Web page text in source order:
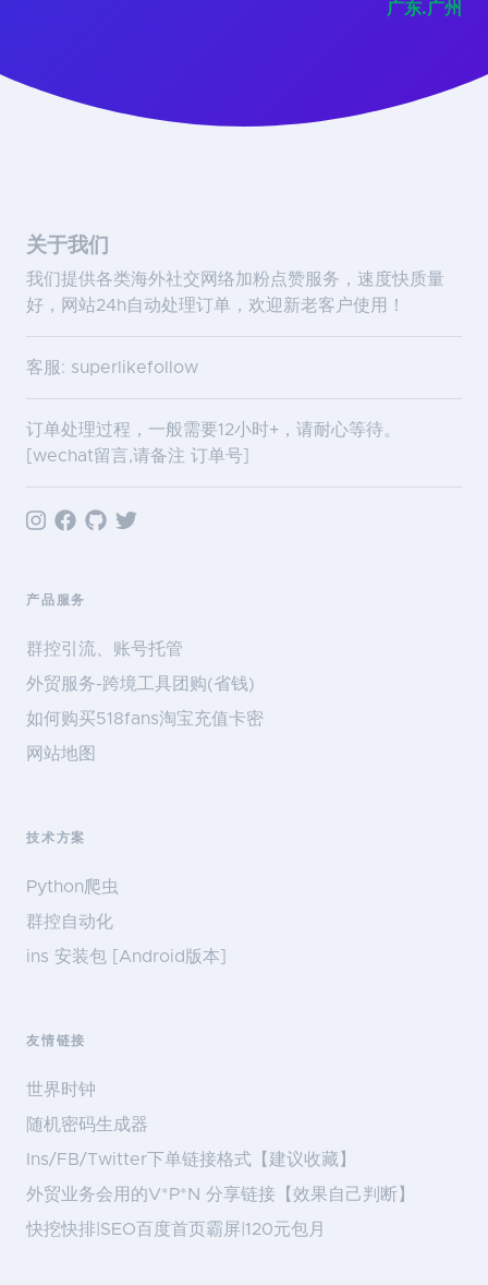
广东.广州
关于我们
我们提供各类海外社交网络加粉点赞服务，速度快质量
好，网站24h自动处理订单，欢迎新老客户使用！
客服: superlikefollow
订单处理过程，一般需要12小时+，请耐心等待。
[wechat留言,请备注 订单号]
产品服务
群控引流、账号托管
外贸服务-跨境工具团购(省钱)
如何购买518fans淘宝充值卡密
网站地图
技术方案
Python爬虫
群控自动化
ins 安装包 [Android版本]
友情链接
世界时钟
随机密码生成器
Ins/FB/Twitter下单链接格式【建议收藏】
外贸业务会用的V*P*N 分享链接【效果自己判断】
快挖快排|SEO百度首页霸屏|120元包月